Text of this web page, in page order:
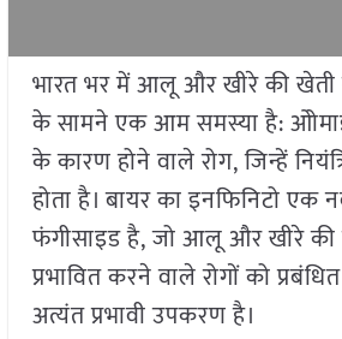
भारत भर में आलू और खीरे की खेती
के सामने एक आम समस्या है:
के कारण होने वाले रोग, जिन्हें
होता है। बायर का इनफिनिटो एक
फंगीसाइड है, जो आलू और खीरे
प्रभावित करने वाले रोगों को
अत्यंत प्रभावी उपकरण है।